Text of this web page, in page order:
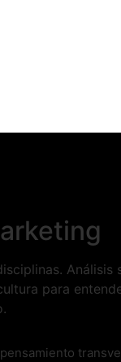
Análisis
para